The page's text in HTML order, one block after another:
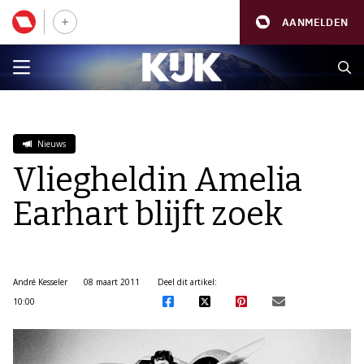
AANMELDEN
Nieuws
Vliegheldin Amelia
Earhart blijft zoek
André Kesseler
08 maart 2011
10:00
Deel dit artikel: